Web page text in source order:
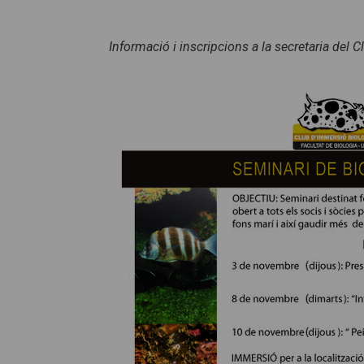
Informació i inscripcions a la secretaria del